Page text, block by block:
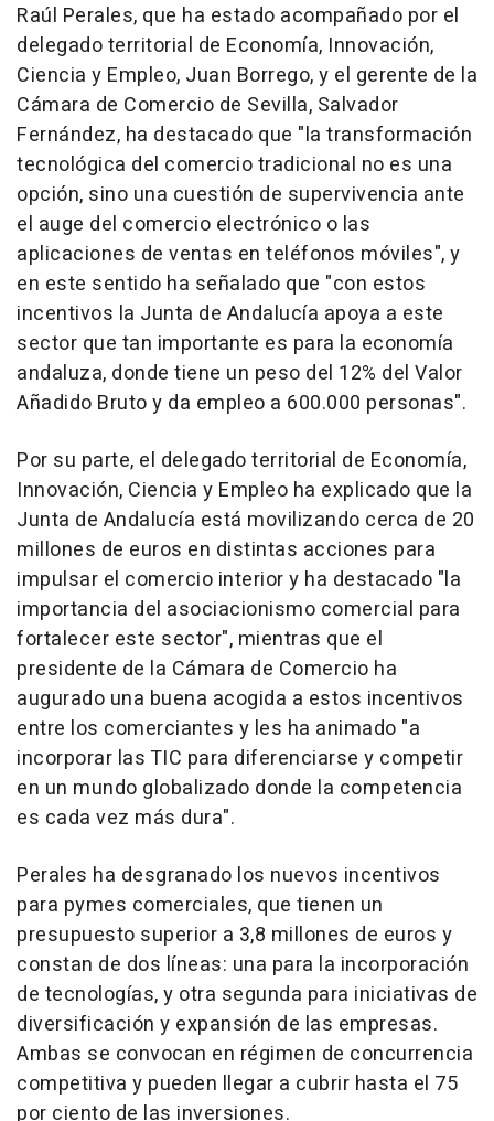
Raúl Perales, que ha estado acompañado por el
delegado territorial de Economía, Innovación,
Ciencia y Empleo, Juan Borrego, y el gerente de la
Cámara de Comercio de Sevilla, Salvador
Fernández, ha destacado que "la transformación
tecnológica del comercio tradicional no es una
opción, sino una cuestión de supervivencia ante
el auge del comercio electrónico o las
aplicaciones de ventas en teléfonos móviles", y
en este sentido ha señalado que "con estos
incentivos la Junta de Andalucía apoya a este
sector que tan importante es para la economía
andaluza, donde tiene un peso del 12% del Valor
Añadido Bruto y da empleo a 600.000 personas".
Por su parte, el delegado territorial de Economía,
Innovación, Ciencia y Empleo ha explicado que la
Junta de Andalucía está movilizando cerca de 20
millones de euros en distintas acciones para
impulsar el comercio interior y ha destacado "la
importancia del asociacionismo comercial para
fortalecer este sector", mientras que el
presidente de la Cámara de Comercio ha
augurado una buena acogida a estos incentivos
entre los comerciantes y les ha animado "a
incorporar las TIC para diferenciarse y competir
en un mundo globalizado donde la competencia
es cada vez más dura".
Perales ha desgranado los nuevos incentivos
para pymes comerciales, que tienen un
presupuesto superior a 3,8 millones de euros y
constan de dos líneas: una para la incorporación
de tecnologías, y otra segunda para iniciativas de
diversificación y expansión de las empresas.
Ambas se convocan en régimen de concurrencia
competitiva y pueden llegar a cubrir hasta el 75
por ciento de las inversiones.